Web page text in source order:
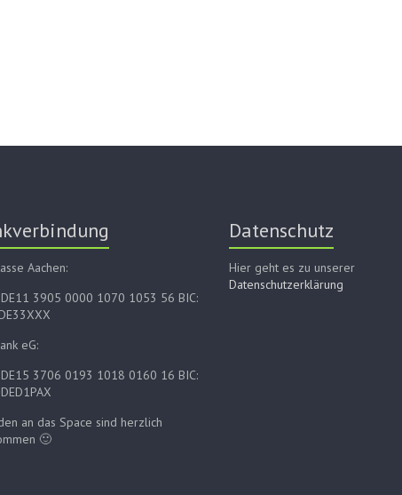
Aachen:
DE11 3905 0000 1070 1053 56 BIC:
eG:
DE15 3706 0193 1018 0160 16 BIC:
an das Space sind herzlich
🙂
Datenschutz
Hier geht es zu unserer
Datenschutzerklärung